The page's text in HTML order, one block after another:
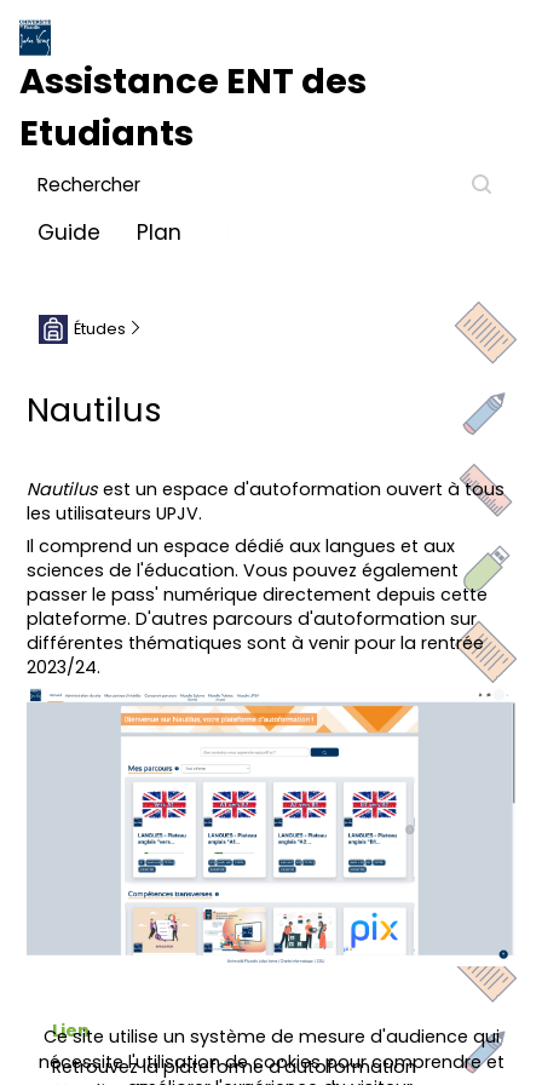
Ce site utilise un système de mesure d'audience qui
nécessite l'utilisation de cookies pour comprendre et
Assistance ENT des
Etudiants
Guide Plan
Études
Nautilus
Nautilus est un espace d'autoformation ouvert à tous
les utilisateurs UPJV.
Il comprend un espace dédié aux langues et aux
sciences de l'éducation. Vous pouvez également
passer le pass' numérique directement depuis cette
plateforme. D'autres parcours d'autoformation sur
différentes thématiques sont à venir pour la rentrée
2023/24.
Lien
Retrouvez la plateforme d'autoformation